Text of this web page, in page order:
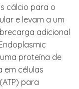
cálcio para o
e levam a um
adicional
proteína de
em células
para